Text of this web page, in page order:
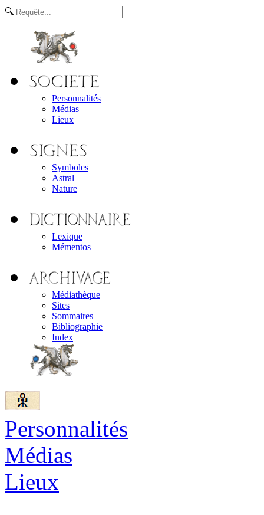
🔍
Personnalités
Médias
Lieux
Symboles
Astral
Nature
Lexique
Mémentos
Médiathèque
Sites
Sommaires
Bibliographie
Index
Personnalités
Médias
Lieux